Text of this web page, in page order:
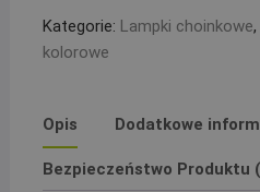
Kategorie: Lampki choinkowe,
kolorowe
Opis Dodatkowe
Bezpieczeństwo Produktu